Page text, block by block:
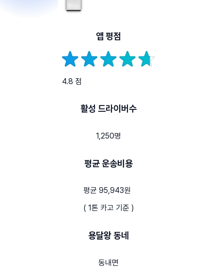
앱 평점
4.8 점
활성 드라이버수
1,250명
평균 운송비용
평균 95,943원
( 1톤 카고 기준 )
용달왕 동네
동내면